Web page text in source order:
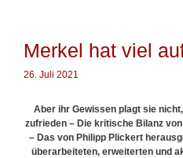
f
t
,
d
e
e
w
ö
e
r
Merkel hat viel
26. Juli 2021
Aber ihr Gewissen plagt sie
zufrieden – Die kritische Bilanz
– Das von Philipp Plickert
überarbeiteten, erweiterten und